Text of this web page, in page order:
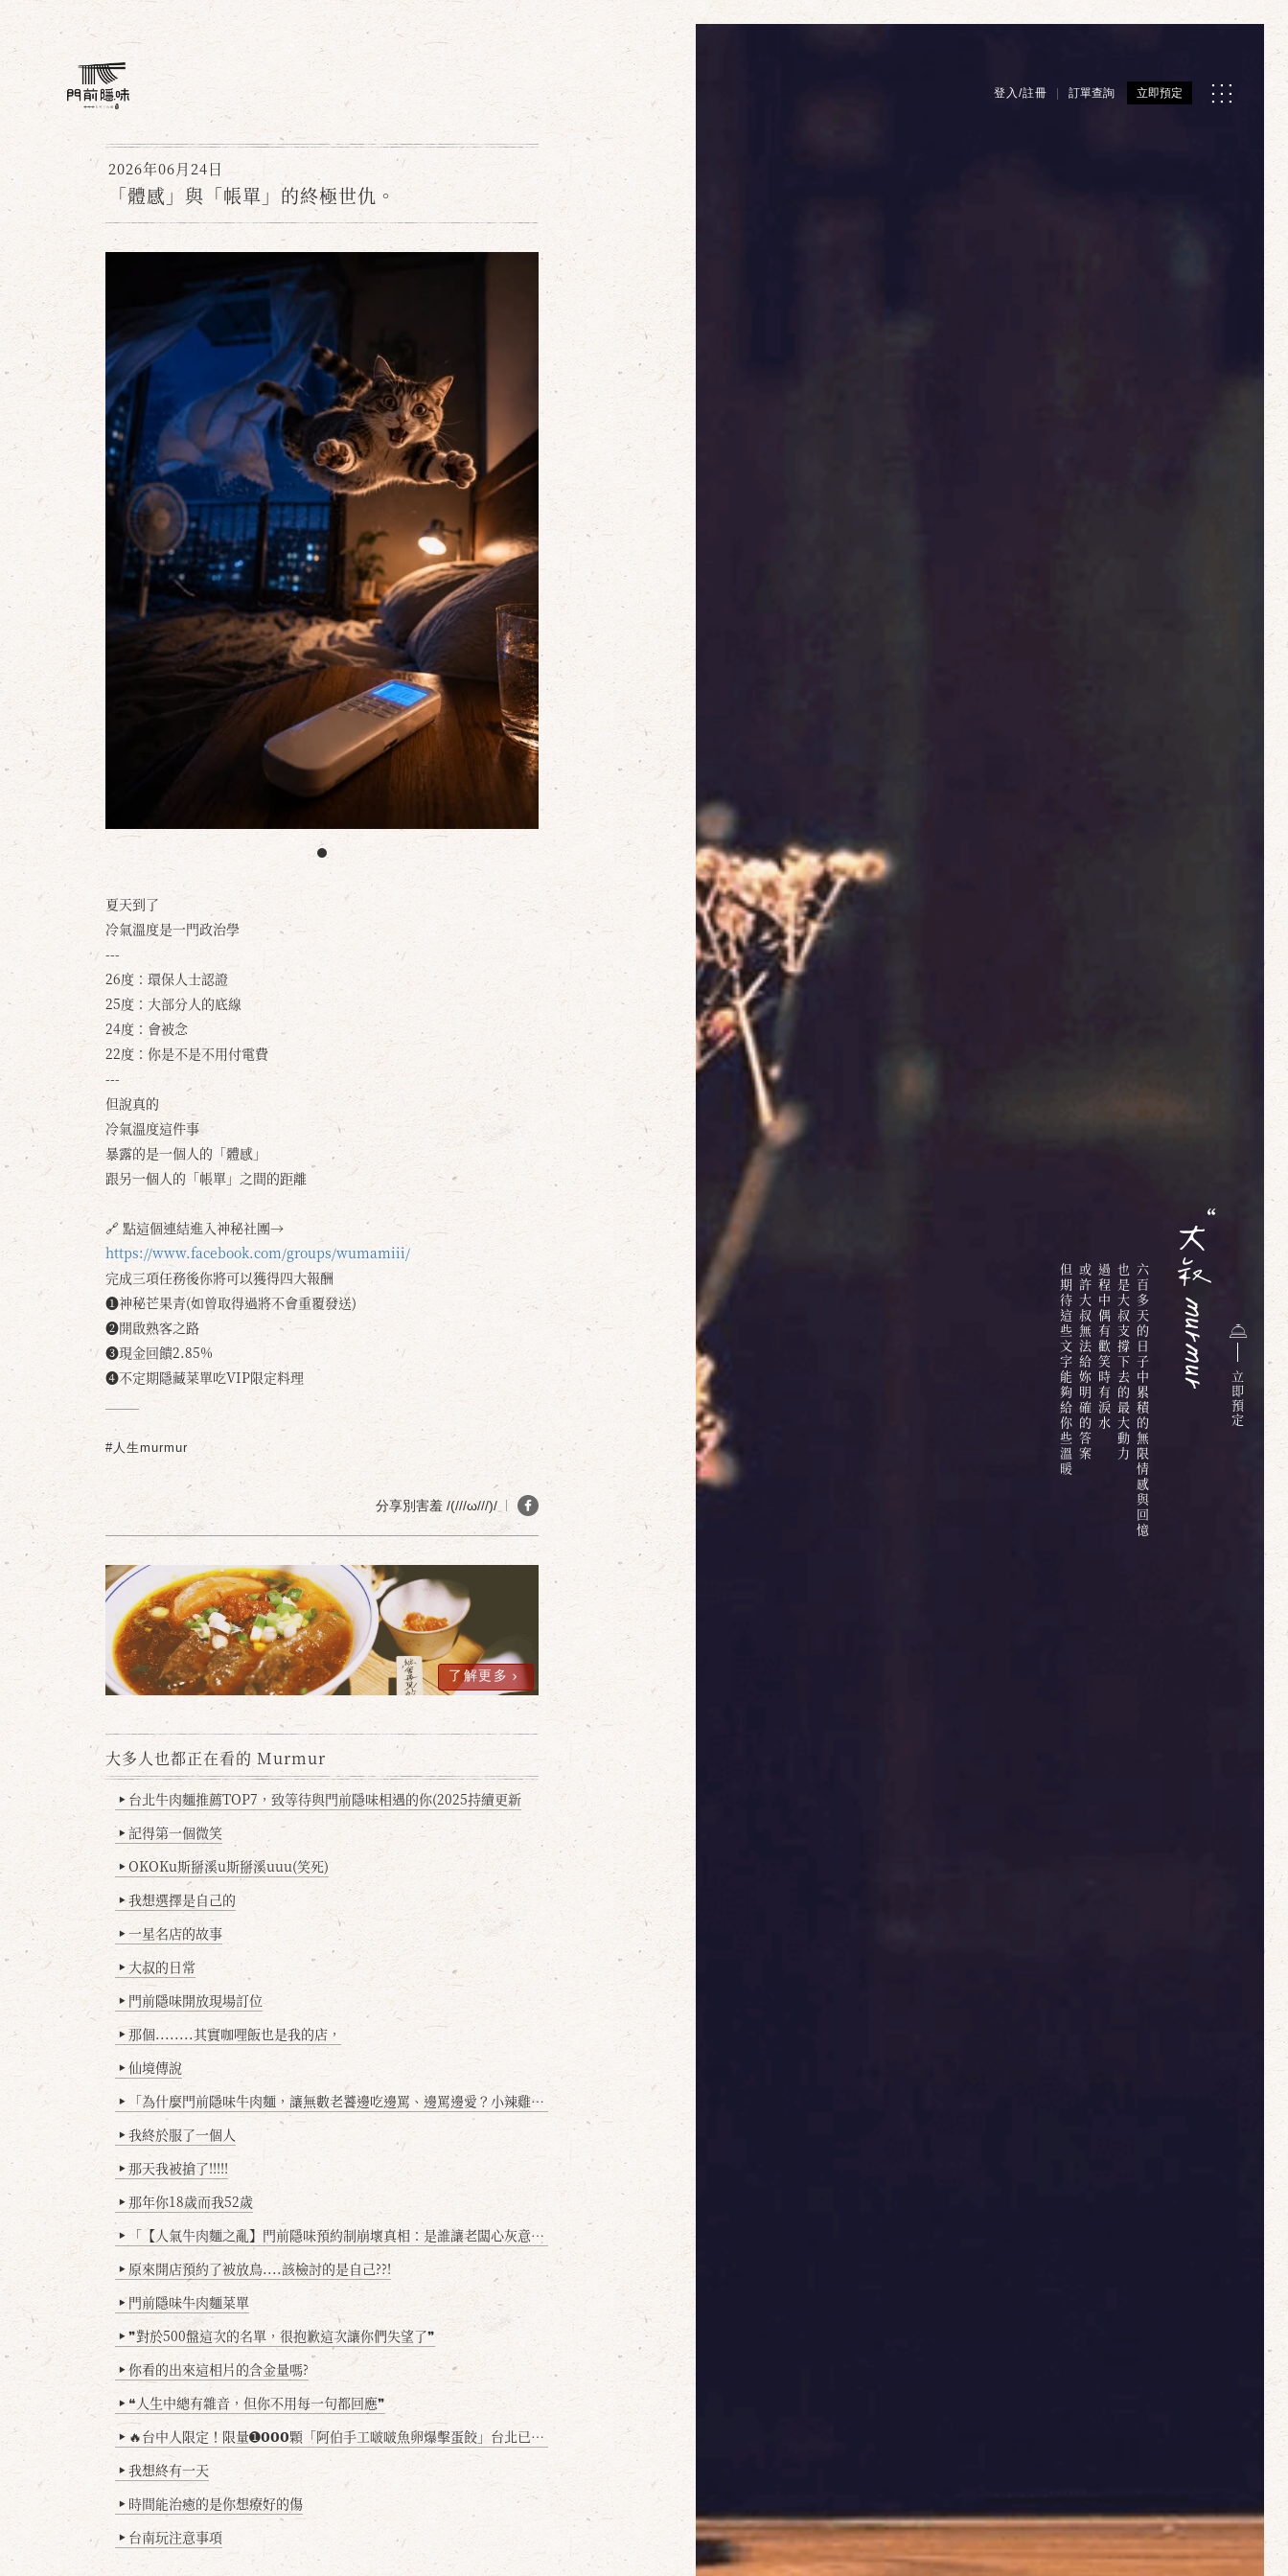
登入/註冊 訂單查詢 立即預定
六百多天的日子中累積的無限情感與回憶
也是大叔支撐下去的最大動力
過程中偶有歡笑時有淚水
或許大叔無法給妳明確的答案
但期待這些文字能夠給你些溫暖
2026年06月24日
「體感」與「帳單」的終極世仇。
夏天到了
冷氣溫度是一門政治學
---
26度：環保人士認證
25度：大部分人的底線
24度：會被念
22度：你是不是不用付電費
---
但說真的
冷氣溫度這件事
暴露的是一個人的「體感」
跟另一個人的「帳單」之間的距離
🔗 點這個連結進入神秘社團→
https://www.facebook.com/groups/wumamiii/
完成三項任務後你將可以獲得四大報酬
❶神秘芒果青(如曾取得過將不會重覆發送)
❷開啟熟客之路
❸現金回饋2.85%
❹不定期隱藏菜單吃VIP限定料理
#人生murmur
分享別害羞 /(///ω///)/
了解更多
大多人也都正在看的 Murmur
▶ 台北牛肉麵推薦TOP7，致等待與門前隱味相遇的你(2025持續更新
▶ 記得第一個微笑
▶ OKOKu斯掰溪u斯掰溪uuu(笑死)
▶ 我想選擇是自己的
▶ 一星名店的故事
▶ 大叔的日常
▶ 門前隱味開放現場訂位
▶ 那個........其實咖哩飯也是我的店，
▶ 仙境傳說
▶ 「為什麼門前隱味牛肉麵，讓無數老饕邊吃邊罵、邊罵邊愛？小辣雞揭密！」
▶ 我終於服了一個人
▶ 那天我被搶了!!!!!
▶ 那年你18歲而我52歲
▶ 「【人氣牛肉麵之亂】門前隱味預約制崩壞真相：是誰讓老闆心灰意冷？」
▶ 原來開店預約了被放鳥....該檢討的是自己??!
▶ 門前隱味牛肉麵菜單
▶ ❞對於500盤這次的名單，很抱歉這次讓你們失望了❞
▶ 你看的出來這相片的含金量嗎?
▶ ❝人生中總有雜音，但你不用每一句都回應❞
▶ 🔥台中人限定！限量➊𝟬𝟬𝟬顆「阿伯手工啵啵魚卵爆擊蛋餃」台北已被搶爆2萬顆，最後名額門前隱味只留給你！🥟💥
▶ 我想終有一天
▶ 時間能治癒的是你想療好的傷
▶ 台南玩注意事項
立
即
預
定
取消